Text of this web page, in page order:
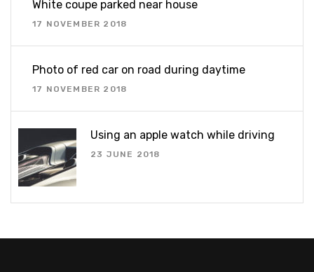
White coupe parked near house
17 NOVEMBER 2018
Photo of red car on road during daytime
17 NOVEMBER 2018
Using an apple watch while driving
23 JUNE 2018